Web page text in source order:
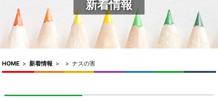
新着情報
HOME > 新着情報 > > ナスの害